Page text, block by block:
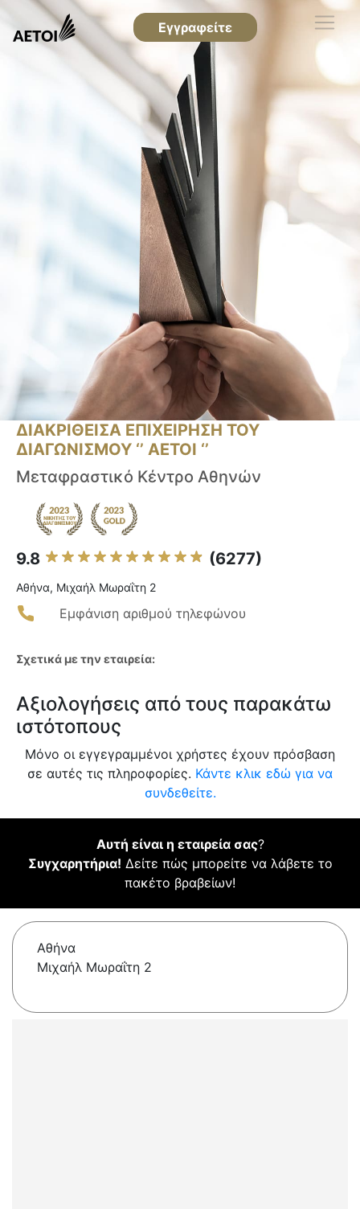
Εγγραφείτε
ΔΙΑΚΡΙΘΕΙΣΑ ΕΠΙΧΕΙΡΗΣΗ ΤΟΥ
ΔΙΑΓΩΝΙΣΜΟΥ ‘’ ΑΕΤΟΙ ‘’
Μεταφραστικό Κέντρο Αθηνών
9.8 (6277)
Αθήνα, Μιχαήλ Μωραΐτη 2
Εμφάνιση αριθμού τηλεφώνου
Σχετικά με την εταιρεία:
Αξιολογήσεις από τους παρακάτω
ιστότοπους
Μόνο οι εγγεγραμμένοι χρήστες έχουν πρόσβαση
σε αυτές τις πληροφορίες. Κάντε κλικ εδώ για να
συνδεθείτε.
Αυτή είναι η εταιρεία σας?
Συγχαρητήρια! Δείτε πώς μπορείτε να λάβετε το
πακέτο βραβείων!
Αθήνα
Μιχαήλ Μωραΐτη 2